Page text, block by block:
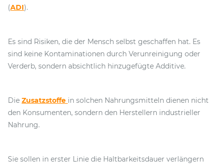
(ADI).
Es sind Risiken, die der Mensch selbst geschaffen hat. Es
sind keine Kontaminationen durch Verunreinigung oder
Verderb, sondern absichtlich hinzugefügte Additive.
Die Zusatzstoffe in solchen Nahrungsmitteln dienen nicht
den Konsumenten, sondern den Herstellern industrieller
Nahrung.
Sie sollen in erster Linie die Haltbarkeitsdauer verlängern